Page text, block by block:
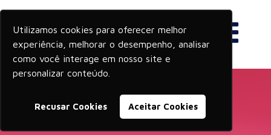
Utilizamos cookies para oferecer melhor
experiência, melhorar o desempenho, analisar
como você interage em nosso site e
personalizar conteúdo.
Recusar Cookies Aceitar Cookies